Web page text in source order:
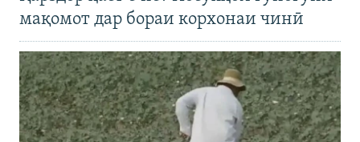
мақомот дар бораи корхонаи чинӣ